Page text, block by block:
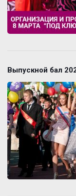
Выпускной бал